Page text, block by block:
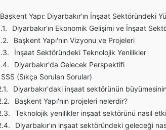
Başkent Yapı: Diyarbakır'ın İnşaat Sektöründeki
Diyarbakır'ın Ekonomik Gelişimi ve İnşaat
Başkent Yapı'nın Vizyonu ve Projeleri
İnşaat Sektöründeki Teknolojik Yenilikler
Diyarbakır'da Gelecek Perspektifi
SSS (Sıkça Sorulan Sorular)
Diyarbakır'daki inşaat sektörünün
Başkent Yapı'nın projeleri nelerdir?
Teknolojik yenilikler inşaat sektörünü nasıl
Diyarbakır'ın inşaat sektöründeki geleceği